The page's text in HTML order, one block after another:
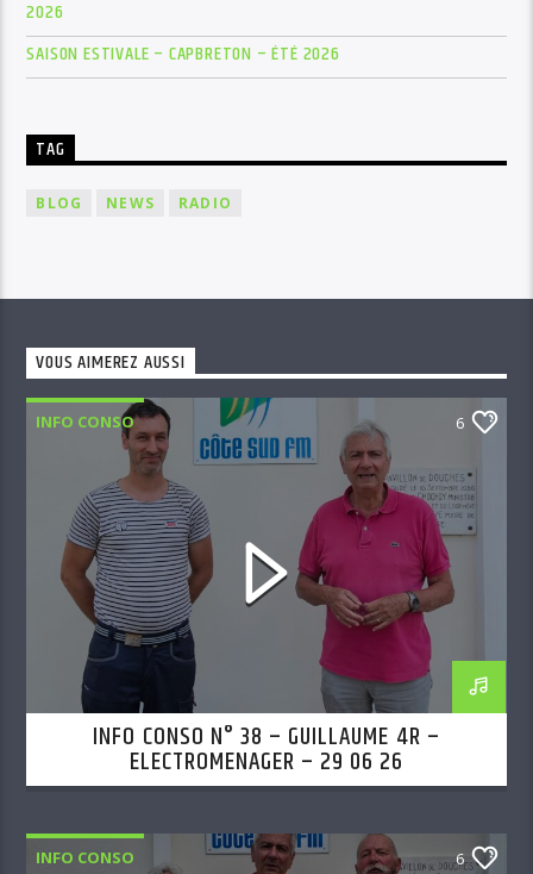
2026
SAISON ESTIVALE – CAPBRETON – ÉTÉ 2026
TAG
BLOG NEWS RADIO
VOUS AIMEREZ AUSSI
INFO CONSO 6
INFO CONSO N° 38 – GUILLAUME 4R –
ELECTROMENAGER – 29 06 26
INFO CONSO 6